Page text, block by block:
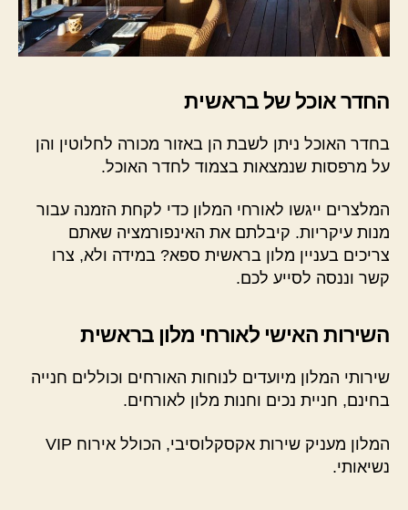
החדר אוכל של בראשית
בחדר האוכל ניתן לשבת הן באזור מכורה לחלוטין והן
על מרפסות שנמצאות בצמוד לחדר האוכל.
המלצרים ייגשו לאורחי המלון כדי לקחת הזמנה עבור
מנות עיקריות. קיבלתם את האינפורמציה שאתם
צריכים בעניין מלון בראשית ספא? במידה ולא, צרו
קשר וננסה לסייע לכם.
השירות האישי לאורחי מלון בראשית
שירותי המלון מיועדים לנוחות האורחים וכוללים חנייה
בחינם, חניית נכים וחנות מלון לאורחים.
המלון מעניק שירות אקסקלוסיבי, הכולל אירוח VIP
נשיאותי.